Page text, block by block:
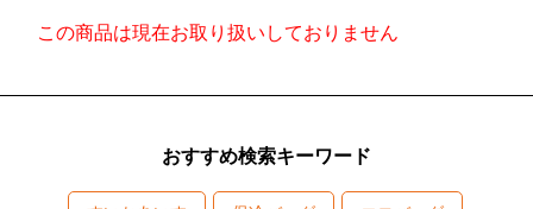
この商品は現在お取り扱いしておりません
おすすめ検索キーワード